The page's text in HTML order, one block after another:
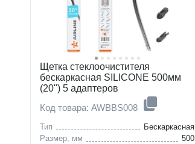
Щетка стеклоочистителя
бескаркасная SILICONE 500мм
(20") 5 адаптеров
Код товара: AWBBS008
Тип
Бескаркасная
Размер, мм
500